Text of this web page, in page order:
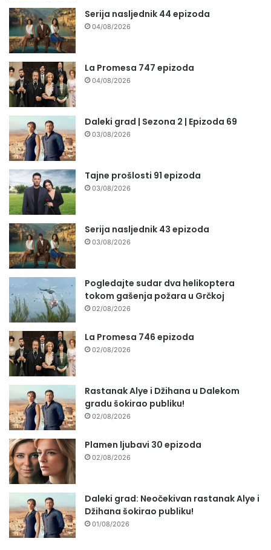
Serija nasljednik 44 epizoda
04/08/2026
La Promesa 747 epizoda
04/08/2026
Daleki grad | Sezona 2 | Epizoda 69
03/08/2026
Tajne prošlosti 91 epizoda
03/08/2026
Serija nasljednik 43 epizoda
03/08/2026
Pogledajte sudar dva helikoptera
tokom gašenja požara u Grčkoj
02/08/2026
La Promesa 746 epizoda
02/08/2026
Rastanak Alye i Džihana u Dalekom
gradu šokirao publiku!
02/08/2026
Plamen ljubavi 30 epizoda
02/08/2026
Daleki grad: Neočekivan rastanak Alye i
Džihana šokirao publiku!
01/08/2026